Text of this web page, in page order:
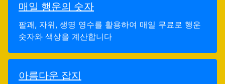
매일 행운의 숫자
팔괘, 자위, 생명 영수를 활용하여 매일 무료로 행운
숫자와 색상을 계산합니다
아름다운 잡지